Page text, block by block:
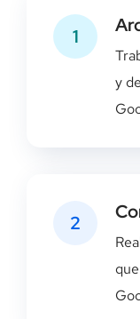
1
y
2